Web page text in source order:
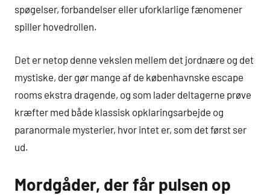
spøgelser, forbandelser eller uforklarlige fænomener
spiller hovedrollen.
Det er netop denne vekslen mellem det jordnære og det
mystiske, der gør mange af de københavnske escape
rooms ekstra dragende, og som lader deltagerne prøve
kræfter med både klassisk opklaringsarbejde og
paranormale mysterier, hvor intet er, som det først ser
ud.
Mordgåder, der får pulsen op